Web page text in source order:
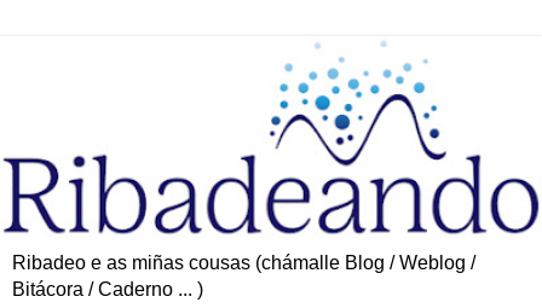
Ribadeo e as miñas cousas (chámalle Blog / Weblog /
Bitácora / Caderno ... )